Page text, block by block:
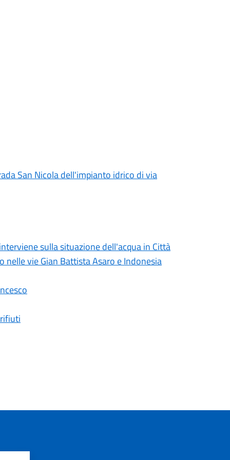
San Nicola dell'impianto idrico di via
sulla situazione dell'acqua in Città
vie Gian Battista Asaro e Indonesia